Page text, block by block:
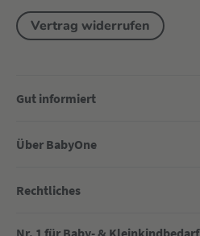
Vertrag widerrufen
Gut informiert
Über BabyOne
Rechtliches
Nr. 1 für Baby- & Kleinkindbedarf